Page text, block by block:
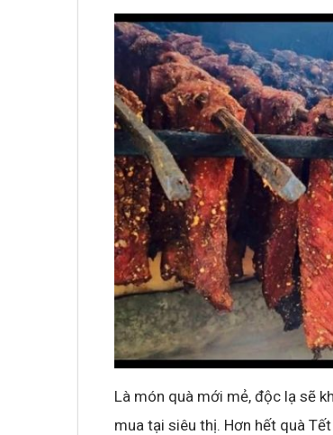
Là món quà mới mẻ, độc lạ sẽ
mua tại siêu thị. Hơn hết quà